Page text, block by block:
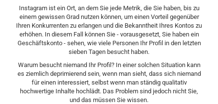
Instagram ist ein Ort, an dem Sie jede Metrik, die Sie haben, bis zu
einem gewissen Grad nutzen können, um einen Vorteil gegenüber
Ihren Konkurrenten zu erlangen und die Bekanntheit Ihres Kontos zu
erhöhen. In diesem Fall können Sie - vorausgesetzt, Sie haben ein
Geschäftskonto - sehen, wie viele Personen Ihr Profil in den letzten
sieben Tagen besucht haben.
Warum besucht niemand Ihr Profil? In einer solchen Situation kann
es ziemlich deprimierend sein, wenn man sieht, dass sich niemand
für einen interessiert, selbst wenn man ständig qualitativ
hochwertige Inhalte hochlädt. Das Problem sind jedoch nicht Sie,
und das müssen Sie wissen.